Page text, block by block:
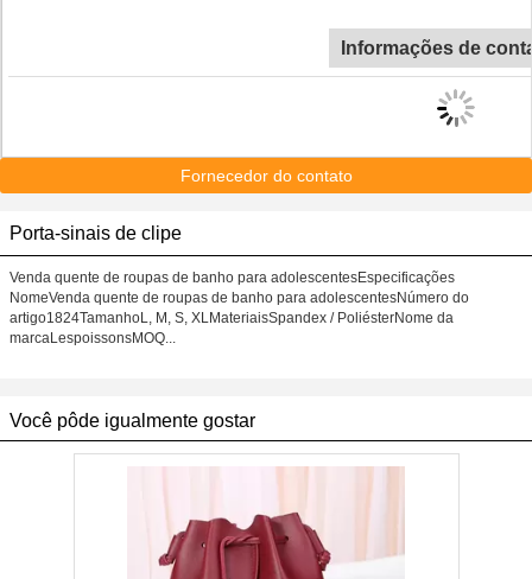
Informações de
Fornecedor do contato
Porta-sinais de clipe
Venda quente de roupas de banho para adolescentesEspecificações
NomeVenda quente de roupas de banho para adolescentesNúmero do
artigo1824TamanhoL, M, S, XLMateriaisSpandex / PoliésterNome da
marcaLespoissonsMOQ...
Você pôde igualmente gostar